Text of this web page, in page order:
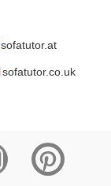
sofatutor.at
sofatutor.co.uk